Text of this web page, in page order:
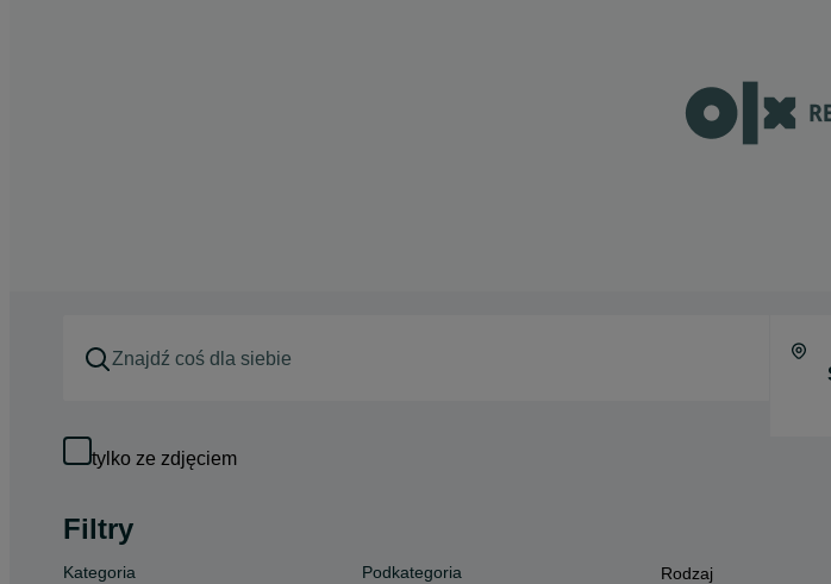
tylko ze zdjęciem
Filtry
Kategoria Podkategoria Rodzaj